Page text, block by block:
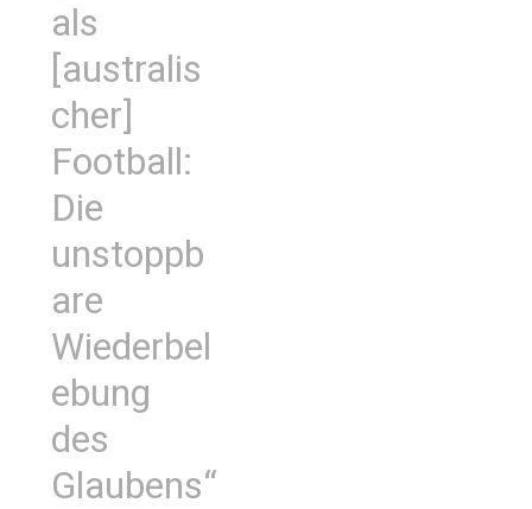
als
[australis
cher]
Football:
Die
unstoppb
are
Wiederbel
ebung
des
Glaubens“